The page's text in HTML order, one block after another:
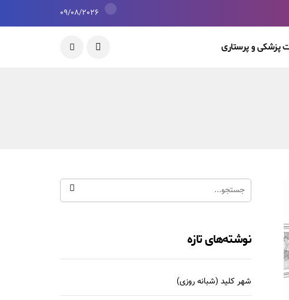
09/08/2026
پزشکی و پرستاری
نوشته‌های تازه
شهر کلید (شبانه روزی)